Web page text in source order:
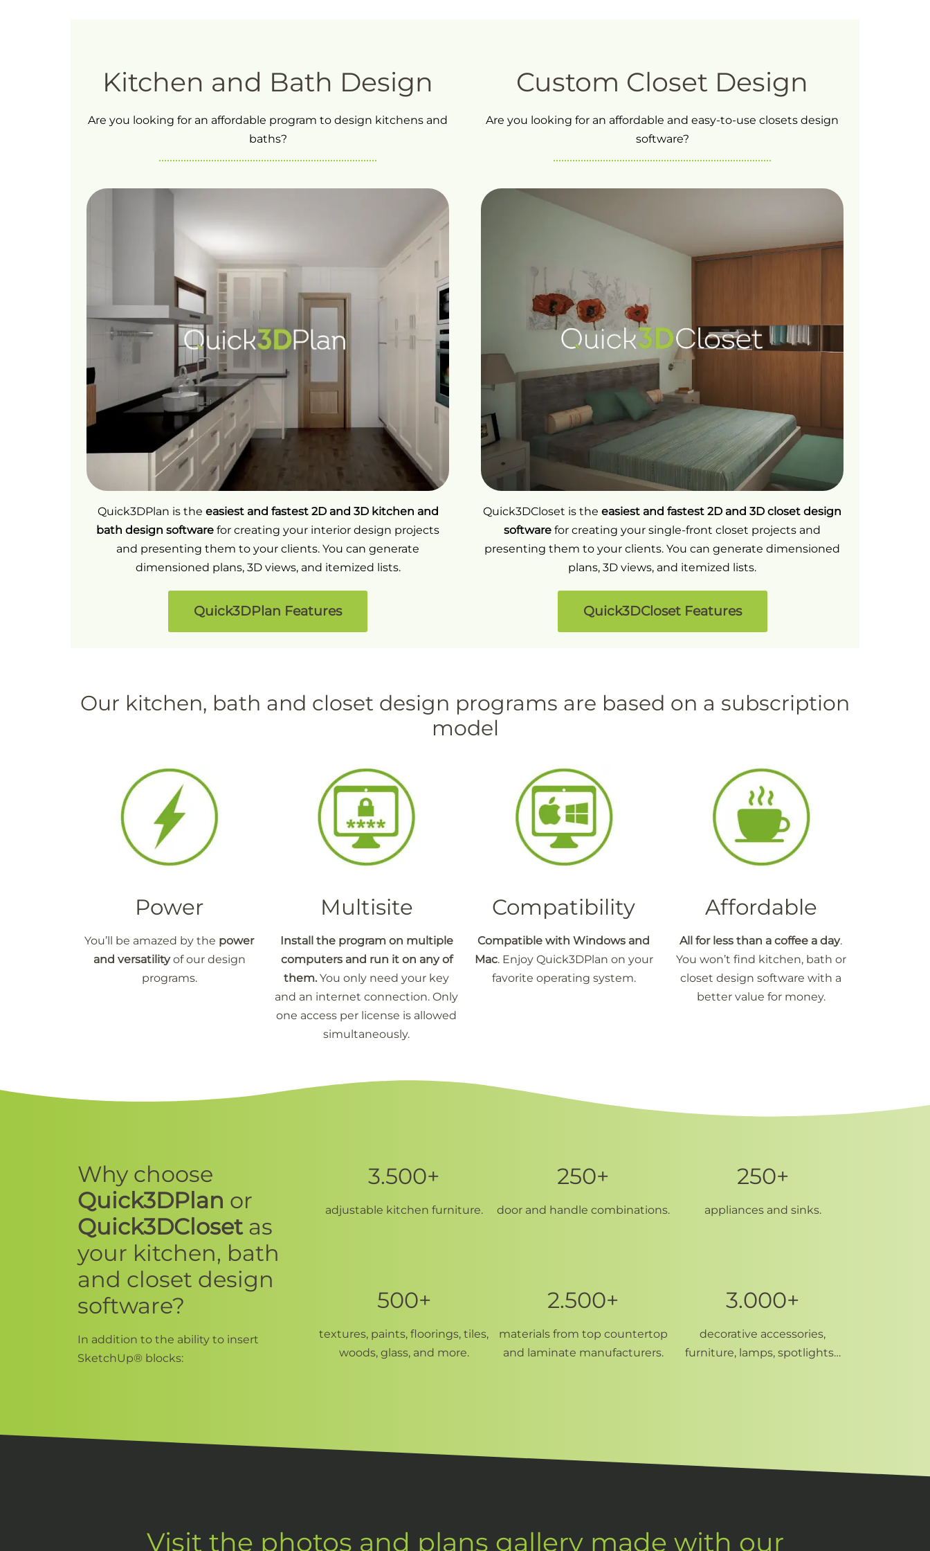
Kitchen and Bath Design
Are you looking for an affordable program to design kitchens and
baths?
Quick3DPlan is the easiest and fastest 2D and 3D kitchen and
bath design software for creating your interior design projects
and presenting them to your clients. You can generate
dimensioned plans, 3D views, and itemized lists.
Quick3DPlan Features
Custom Closet Design
Are you looking for an affordable and easy-to-use closets design
software?
Quick3DCloset is the easiest and fastest 2D and 3D closet design
software for creating your single-front closet projects and
presenting them to your clients. You can generate dimensioned
plans, 3D views, and itemized lists.
Quick3DCloset Features
Our kitchen, bath and closet design programs are based on a subscription
model
Power
You’ll be amazed by the power
and versatilityof our design
programs.
Multisite
Install the program on multiple
computers and run it on any of
them. You only need your key
and an internet connection. Only
one access per license is allowed
simultaneously.
Compatibility
Compatible with Windows and
Mac. Enjoy Quick3DPlan on your
favorite operating system.
Affordable
All for less than a coffee a day.
You won’t find kitchen, bath or
closet design software with a
better value for money.
Why choose
Quick3DPlan or
Quick3DClosetas
your kitchen, bath
and closet design
software?
In addition to the ability to insert
SketchUp® blocks:
3.500+
adjustable kitchen furniture.
250+
door and handle combinations.
250+
appliances and sinks.
500+
textures, paints, floorings, tiles,
woods, glass, and more.
2.500+
materials from top countertop
and laminate manufacturers.
3.000+
decorative accessories,
furniture, lamps, spotlights…
Visit the photos and plans gallery made with our